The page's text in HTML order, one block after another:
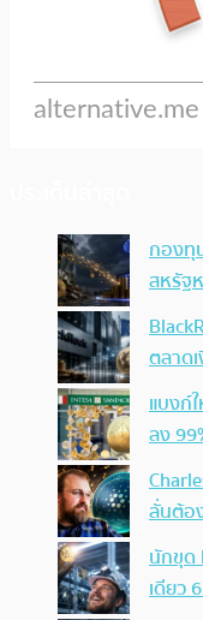
กองทุ
สหรัฐ
ตลาด
แบงก์
ลง
ลั่นต้อ
นักขุด
เดียว